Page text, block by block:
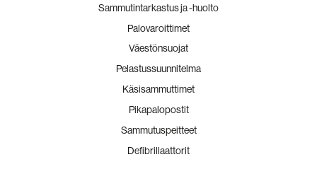
Sammutintarkastus ja -huolto
Palovaroittimet
Väestönsuojat
Pelastussuunnitelma
Käsisammuttimet
Pikapalopostit
Sammutuspeitteet
Defibrillaattorit